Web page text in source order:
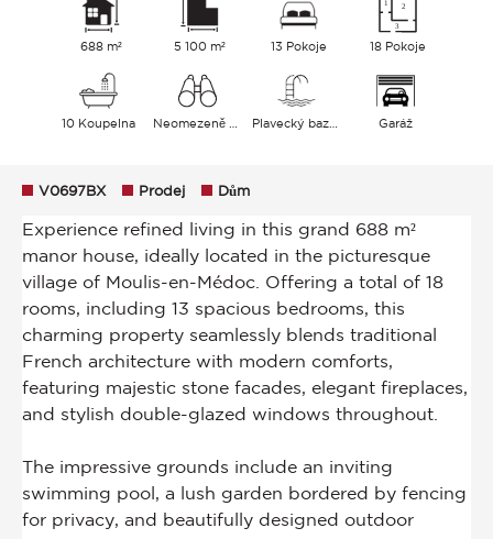
688 m² 5 100 m² 13 Pokoje 18 Pokoje
10 Koupelna Garáž
V0697BX Prodej Dům